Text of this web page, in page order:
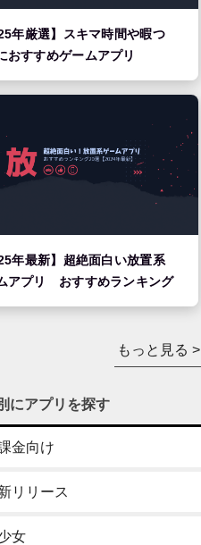
年厳選】スキマ時間や暇つ
おすすめゲームアプリ
年最新】超絶面白い放置系
アプリ おすすめランキング
もっと見る >
にアプリを探す
金向け
リリース
女